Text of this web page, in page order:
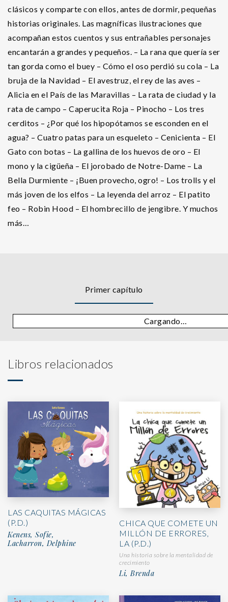
clásicos y comparte con ellos, antes de dormir, pequeñas
historias originales. Las magníficas ilustraciones que
acompañan estos cuentos y sus entrañables personajes
encantarán a grandes y pequeños. – La rana que quería ser
tan gorda como el buey – Cómo el oso perdió su cola – La
bruja de la Navidad – El avestruz, el rey de las aves –
Alicia en el País de las Maravillas – La rata de ciudad y la
rata de campo – Caperucita Roja – Pinocho – Los tres
cerditos – ¿Por qué los hipopótamos se esconden en el
agua? – Cuatro patas para un esqueleto – Cenicienta – El
Gato con botas – La gallina de los huevos de oro – El
mono y la cigüeña – El jorobado de Notre-Dame – La
Bella Durmiente – ¡Buen provecho, ogro! – Los trolls y el
más joven de los elfos – La leyenda del arroz – El patito
feo – Robin Hood – El hombrecillo de jengibre. Y muchos
más…
Primer capítulo
Cargando…
Libros relacionados
LAS CAQUITAS MÁGICAS
(P.D.)
Kenens, Sofie,
Lacharron, Delphine
CHICA QUE COMETE UN
MILLÓN DE ERRORES,
LA (P.D.)
Una historia sobre la mentalidad de
crecimiento
Li, Brenda